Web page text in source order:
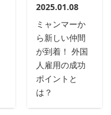
2025.01.08
ミャンマーか
ら新しい仲間
が到着！ 外国
人雇用の成功
ポイントと
は？